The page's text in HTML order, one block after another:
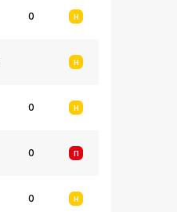
Н
0
Н
Н
0
П
0
Н
0